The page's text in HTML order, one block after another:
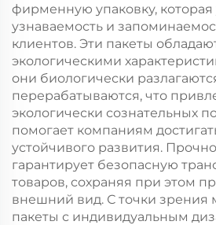
фирменную упаковку, которая
узнаваемость и
клиентов. Эти пакеты
экологическими
они биологически
перерабатываются, что
экологически сознательных
помогает компаниям
устойчивого развития.
гарантирует безопасную
товаров, сохраняя при этом
внешний вид. С точки зрения
пакеты с индивидуальным